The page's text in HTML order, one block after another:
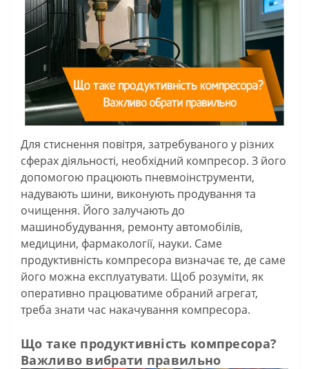
Для стиснення повітря, затребуваного у різних
сферах діяльності, необхідний компресор. З його
допомогою працюють пневмоінструменти,
надувають шини, виконують продування та
очищення. Його залучають до
машинобудування, ремонту автомобілів,
медицини, фармакології, науки. Саме
продуктивність компресора визначає те, де саме
його можна експлуатувати. Щоб розуміти, як
оперативно працюватиме обраний агрегат,
треба знати час накачування компресора.
Що таке продуктивність компресора?
Важливо вибрати правильно